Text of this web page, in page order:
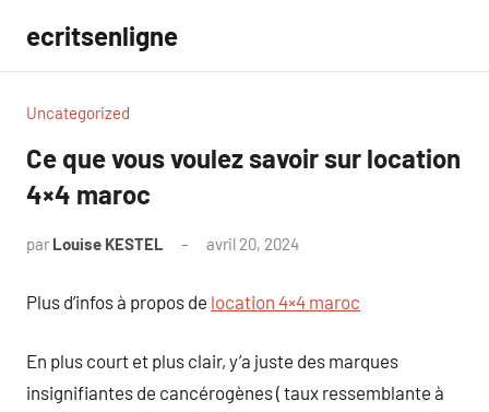
contenu
ecritsenligne
Uncategorized
Ce que vous voulez savoir sur location
4×4 maroc
par Louise KESTEL avril 20, 2024
Plus d’infos à propos de location 4×4 maroc
En plus court et plus clair, y’a juste des marques
insignifiantes de cancérogènes ( taux ressemblante à